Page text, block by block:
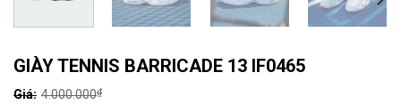
GIÀY TENNIS BARRICADE 13 IF0465
4.000.000₫